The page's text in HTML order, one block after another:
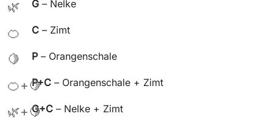
🌿 G – Nelke
🍊 C – Zimt
🍋 P – Orangenschale
🍊+🍋P+C – Orangenschale + Zimt
🌿+🍋G+C – Nelke + Zimt